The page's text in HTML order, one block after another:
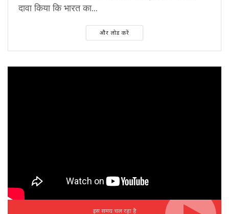
दावा किया कि भारत का...
और लोड करें
इस समय चल रहा है